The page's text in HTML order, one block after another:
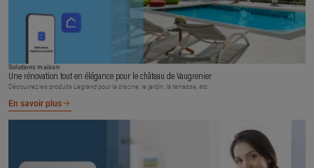
Solutions maison
Une rénovation tout en élégance pour le château de Vaugrenier
Découvrez les produits Legrand pour la piscine, le jardin, la terrasse, etc.
En savoir plus